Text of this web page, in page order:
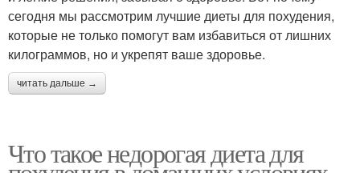
сегодня мы рассмотрим лучшие диеты для похудения,
которые не только помогут вам избавиться от лишних
килограммов, но и укрепят ваше здоровье.
читать дальше →
Что такое недорогая диета для